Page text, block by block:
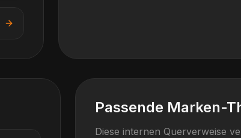
Passende Marken-
Diese internen Querverweise